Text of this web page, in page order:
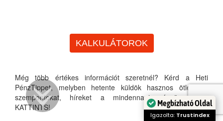
KALKULÁTOROK
Még több értékes információt szeretnél? Kérd a Heti
PénzTippet, melyben hetente küldök hasznos ötleteket,
szempontokat, híreket a mindennapi pénzügyeidhez.
KATTINTS!
Megbízható Oldal
Igazolta: Trustindex